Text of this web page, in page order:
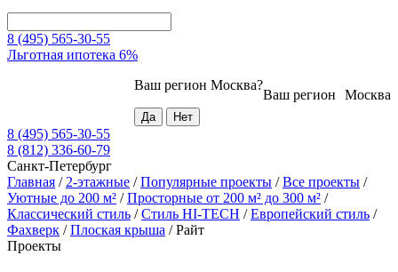
8 (495) 565-30-55
Льготная ипотека 6%
Москва
Ваш регион
Ваш регион Москва?
8 (495) 565-30-55
8 (812) 336-60-79
Санкт-Петербург
Главная / 2-этажные /Популярные проекты /Все проекты /
Уютные до 200 м² /Просторные от 200 м² до 300 м² /
Классический стиль /Стиль HI-TECH /Европейский стиль /
Фахверк /Плоская крыша /Райт
Проекты